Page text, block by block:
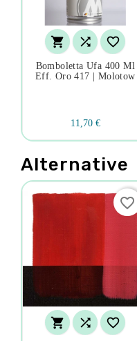
  
Bomboletta Ufa 400 Ml
Eff. Oro 417 | Molotow
11,70 €
Alternative
  
favorite_border